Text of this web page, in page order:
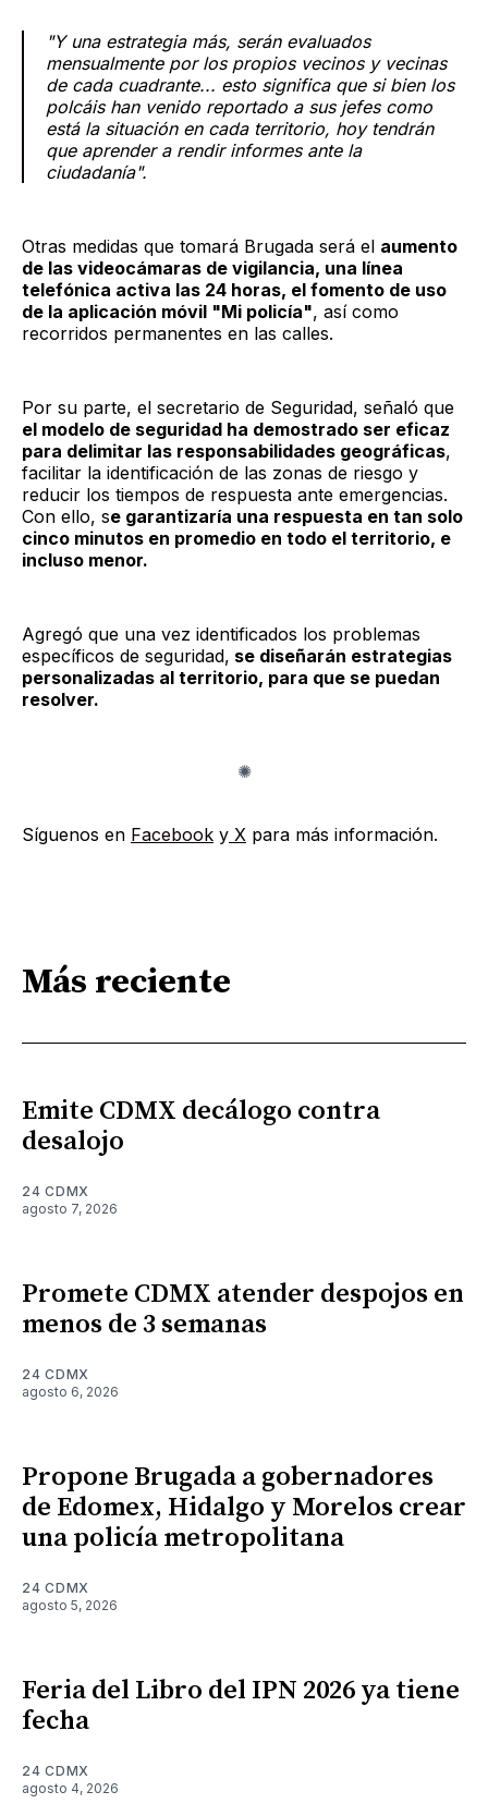
"Y una estrategia más, serán evaluados
mensualmente por los propios vecinos y vecinas
de cada cuadrante... esto significa que si bien los
polcáis han venido reportado a sus jefes como
está la situación en cada territorio, hoy tendrán
que aprender a rendir informes ante la
ciudadanía".
Otras medidas que tomará Brugada será el aumento
de las videocámaras de vigilancia, una línea
telefónica activa las 24 horas, el fomento de uso
de la aplicación móvil "Mi policía", así como
recorridos permanentes en las calles.
Por su parte, el secretario de Seguridad, señaló que
el modelo de seguridad ha demostrado ser eficaz
para delimitar las responsabilidades geográficas,
facilitar la identificación de las zonas de riesgo y
reducir los tiempos de respuesta ante emergencias.
Con ello, se garantizaría una respuesta en tan solo
cinco minutos en promedio en todo el territorio, e
incluso menor.
Agregó que una vez identificados los problemas
específicos de seguridad, se diseñarán estrategias
personalizadas al territorio, para que se puedan
resolver.
Síguenos en Facebook y X para más información.
Más reciente
Emite CDMX decálogo contra
desalojo
24 CDMX
agosto 7, 2026
Promete CDMX atender despojos en
menos de 3 semanas
24 CDMX
agosto 6, 2026
Propone Brugada a gobernadores
de Edomex, Hidalgo y Morelos crear
una policía metropolitana
24 CDMX
agosto 5, 2026
Feria del Libro del IPN 2026 ya tiene
fecha
24 CDMX
agosto 4, 2026